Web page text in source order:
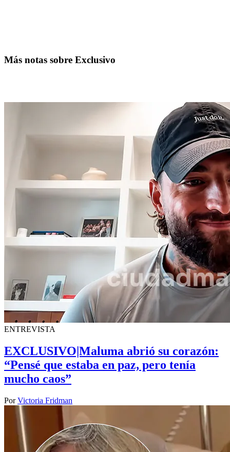
Más notas sobre Exclusivo
ENTREVISTA
EXCLUSIVO|Maluma abrió su corazón:
“Pensé que estaba en paz, pero tenía
mucho caos”
PorVictoria Fridman